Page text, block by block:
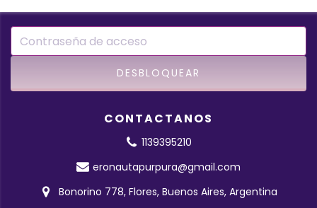
CONTACTANOS
1139395210
eronautapurpura@gmail.com
Bonorino 778, Flores, Buenos Aires, Argentina